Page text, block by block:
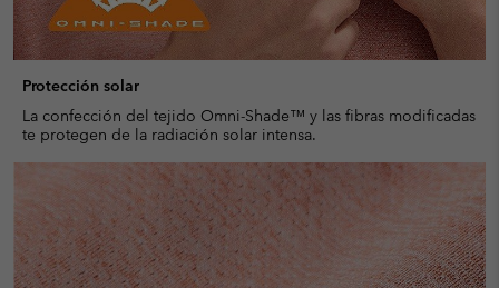
Protección solar
La confección del tejido Omni-Shade™ y las fibras modificadas
te protegen de la radiación solar intensa.